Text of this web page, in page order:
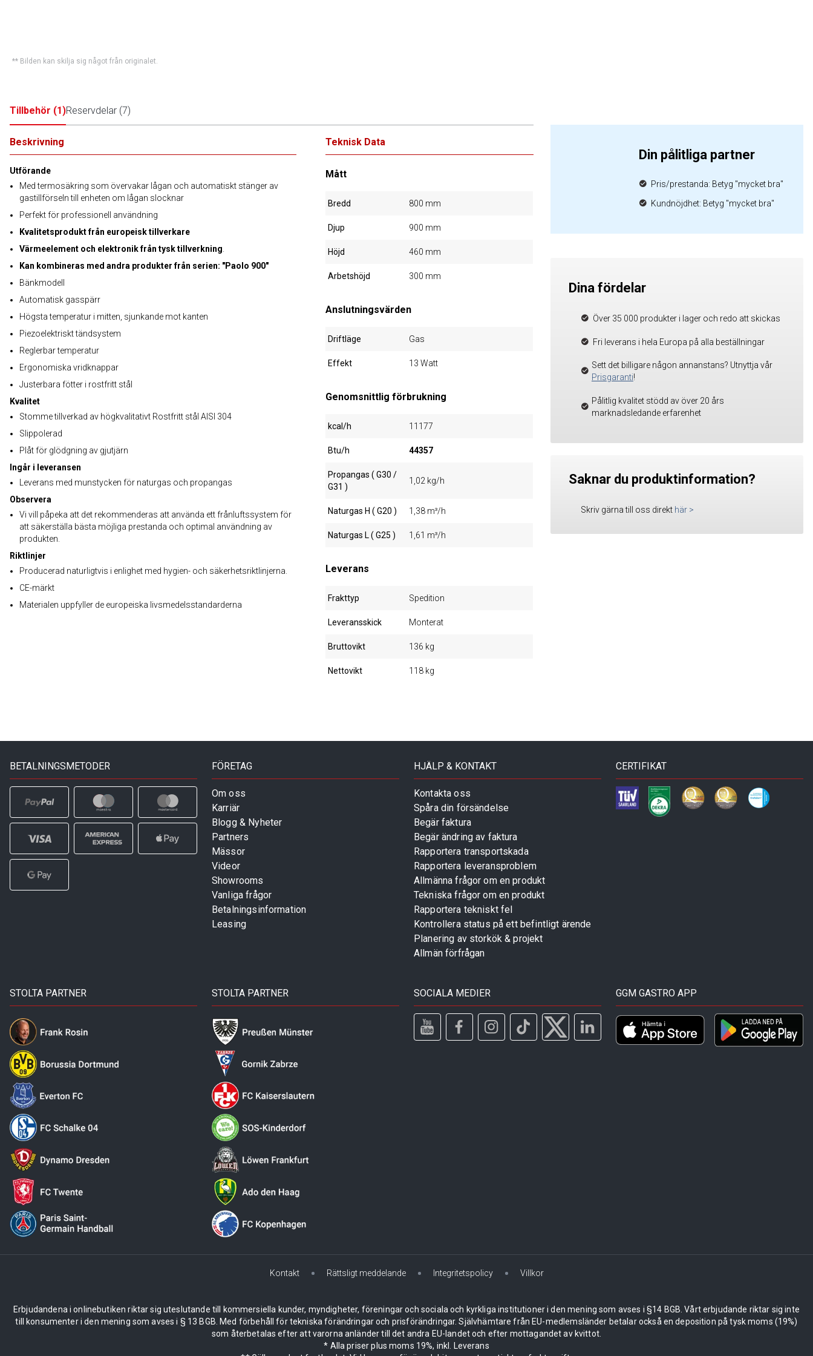
** Bilden kan skilja sig något från originalet.
Tillbehör (1)Reservdelar (7)
Beskrivning
Utförande
Med termosäkring som övervakar lågan och automatiskt stänger av
gastillförseln till enheten om lågan slocknar
Perfekt för professionell användning
Kvalitetsprodukt från europeisk tillverkare
Värmeelement och elektronik från tysk tillverkning
Kan kombineras med andra produkter från serien: "Paolo 900"
Bänkmodell
Automatisk gasspärr
Högsta temperatur i mitten, sjunkande mot kanten
Piezoelektriskt tändsystem
Reglerbar temperatur
Ergonomiska vridknappar
Justerbara fötter i rostfritt stål
Kvalitet
Stomme tillverkad av högkvalitativt Rostfritt stål AISI 304
Slippolerad
Plåt för glödgning av gjutjärn
Ingår i leveransen
Leverans med munstycken för naturgas och propangas
Observera
Vi vill påpeka att det rekommenderas att använda ett frånluftssystem för
att säkerställa bästa möjliga prestanda och optimal användning av
produkten.
Riktlinjer
Producerad naturligtvis i enlighet med hygien- och säkerhetsriktlinjerna.
CE-märkt
Materialen uppfyller de europeiska livsmedelsstandarderna
Teknisk Data
Mått
Bredd 800 mm
Djup 900 mm
Höjd 460 mm
Arbetshöjd 300 mm
Anslutningsvärden
Driftläge Gas
Effekt 13 Watt
Genomsnittlig förbrukning
kcal/h 11177
Btu/h 44357
Propangas ( G30 /
G31 )
1,02 kg/h
Naturgas H ( G20 ) 1,38 m³/h
Naturgas L ( G25 ) 1,61 m³/h
Leverans
Frakttyp Spedition
Leveransskick Monterat
Bruttovikt 136 kg
Nettovikt 118 kg
Din pålitliga partner
Pris/prestanda: Betyg "mycket bra"
Kundnöjdhet: Betyg "mycket bra"
Dina fördelar
Över 35 000 produkter i lager och redo att skickas
Fri leverans i hela Europa på alla beställningar
Sett det billigare någon annanstans? Utnyttja vår
Prisgaranti!
Pålitlig kvalitet stödd av över 20 års
marknadsledande erfarenhet
Saknar du produktinformation?
Skriv gärna till oss direkt här >
BETALNINGSMETODER FÖRETAG
Om oss
Karriär
Blogg & Nyheter
Partners
Mässor
Videor
Showrooms
Vanliga frågor
Betalningsinformation
Leasing
HJÄLP & KONTAKT
Kontakta oss
Spåra din försändelse
Begär faktura
Begär ändring av faktura
Rapportera transportskada
Rapportera leveransproblem
Allmänna frågor om en produkt
Tekniska frågor om en produkt
Rapportera tekniskt fel
Kontrollera status på ett befintligt ärende
Planering av storkök & projekt
Allmän förfrågan
CERTIFIKAT
STOLTA PARTNER STOLTA PARTNER SOCIALA MEDIER GGM GASTRO APP
Kontakt Rättsligt meddelande Integritetspolicy Villkor
Erbjudandena i onlinebutiken riktar sig uteslutande till kommersiella kunder, myndigheter, föreningar och sociala och kyrkliga institutioner i den mening som avses i §14 BGB. Vårt erbjudande riktar sig inte
till konsumenter i den mening som avses i § 13 BGB. Med förbehåll för tekniska förändringar och prisförändringar. Självhämtare från EU-medlemsländer betalar också en deposition på tysk moms (19%)
som återbetalas efter att varorna anländer till det andra EU-landet och efter mottagandet av kvittot.
* Alla priser plus moms 19%, inkl. Leverans